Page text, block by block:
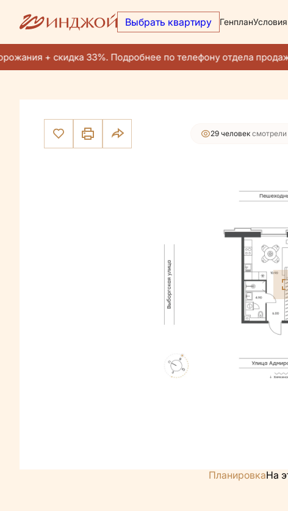
Выбрать квартиру Генплан
+ скидка 33%. Подробнее по телефону отдела продаж.
1-комнатная32.7 м2
22 186 490 руб.Ипотекаот 90
29 человек смотрели
ПланировкаНа